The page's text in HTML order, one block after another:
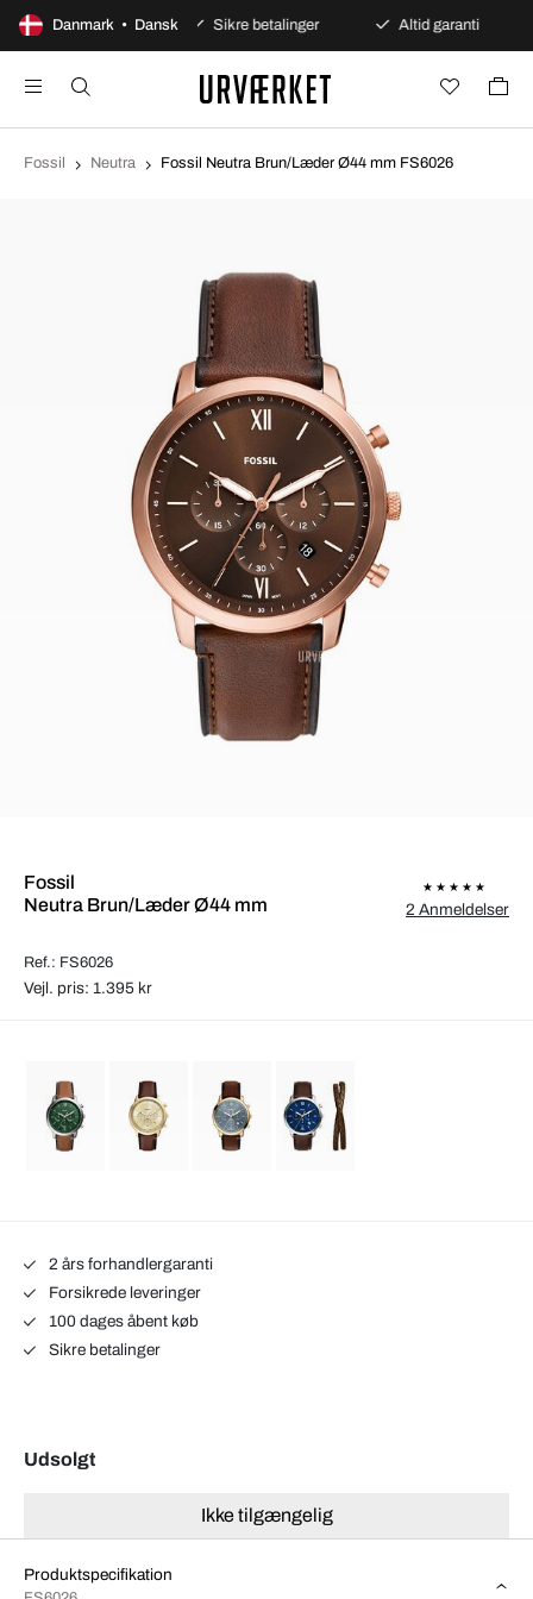
Danmark • Dansk
dages åbent køb Sikre betalinger Altid garanti
Fossil Neutra Fossil Neutra Brun/Læder Ø44 mm FS6026
Fossil
Neutra Brun/Læder Ø44 mm
Ref.: FS6026
2 Anmeldelser
Vejl. pris: 1.395 kr
2 års forhandlergaranti
Forsikrede leveringer
100 dages åbent køb
Sikre betalinger
Udsolgt
Ikke tilgængelig
Produktspecifikation